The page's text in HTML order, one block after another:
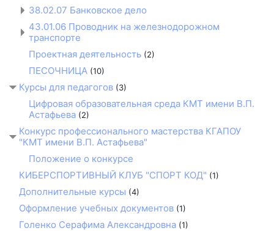
38.02.07 Банковское дело
43.01.06 Проводник на железнодорожном
транспорте
Проектная деятельность (2)
ПЕСОЧНИЦА (10)
Курсы для педагогов (3)
Цифровая образовательная среда КМТ имени В.П.
Астафьева (2)
Конкурс профессионального мастерства КГАПОУ
"КМТ имени В.П. Астафьева"
Положение о конкурсе
КИБЕРСПОРТИВНЫЙ КЛУБ "СПОРТ КОД" (1)
Дополнительные курсы (4)
Оформление учебных документов (1)
Голенко Серафима Александровна (1)